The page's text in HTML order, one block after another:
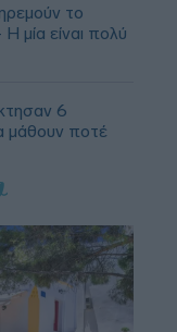
το
μία είναι πολύ
6
μάθουν ποτέ